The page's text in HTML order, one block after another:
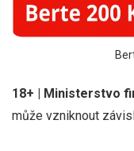
18+ | Ministerstvo
může vzniknout